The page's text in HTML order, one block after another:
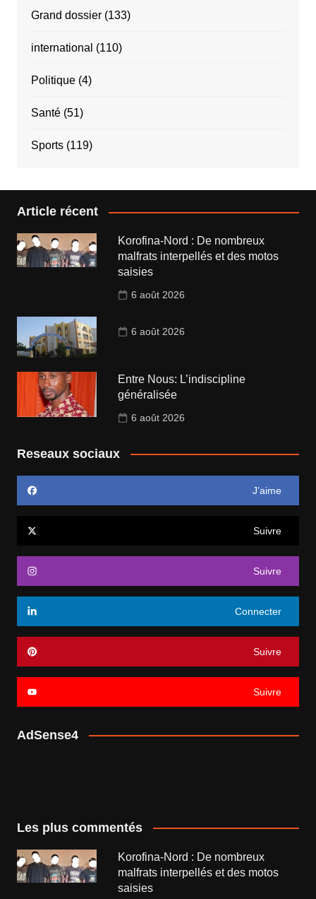
Grand dossier(133)
international (110)
Politique(4)
Santé(51)
Sports(119)
Article récent
Korofina-Nord : De nombreux
malfrats interpellés et des motos
saisies
6 août 2026
6 août 2026
Entre Nous: L’indiscipline
généralisée
6 août 2026
Reseaux sociaux
J’aime
Suivre
Suivre
Connecter
Suivre
Suivre
AdSense4
Les plus commentés
Korofina-Nord : De nombreux
malfrats interpellés et des motos
saisies